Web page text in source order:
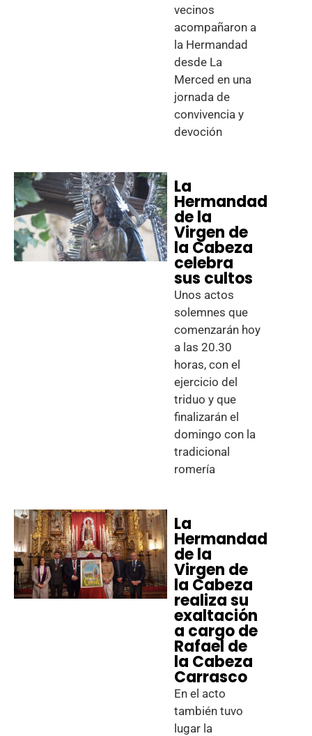
vecinos
acompañaron a
la Hermandad
desde La
Merced en una
jornada de
convivencia y
devoción
La
Hermandad
de la
Virgen de
la Cabeza
celebra
sus cultos
Unos actos
solemnes que
comenzarán hoy
a las 20.30
horas, con el
ejercicio del
triduo y que
finalizarán el
domingo con la
tradicional
romería
La
Hermandad
de la
Virgen de
la Cabeza
realiza su
exaltación
a cargo de
Rafael de
la Cabeza
Carrasco
En el acto
también tuvo
lugar la